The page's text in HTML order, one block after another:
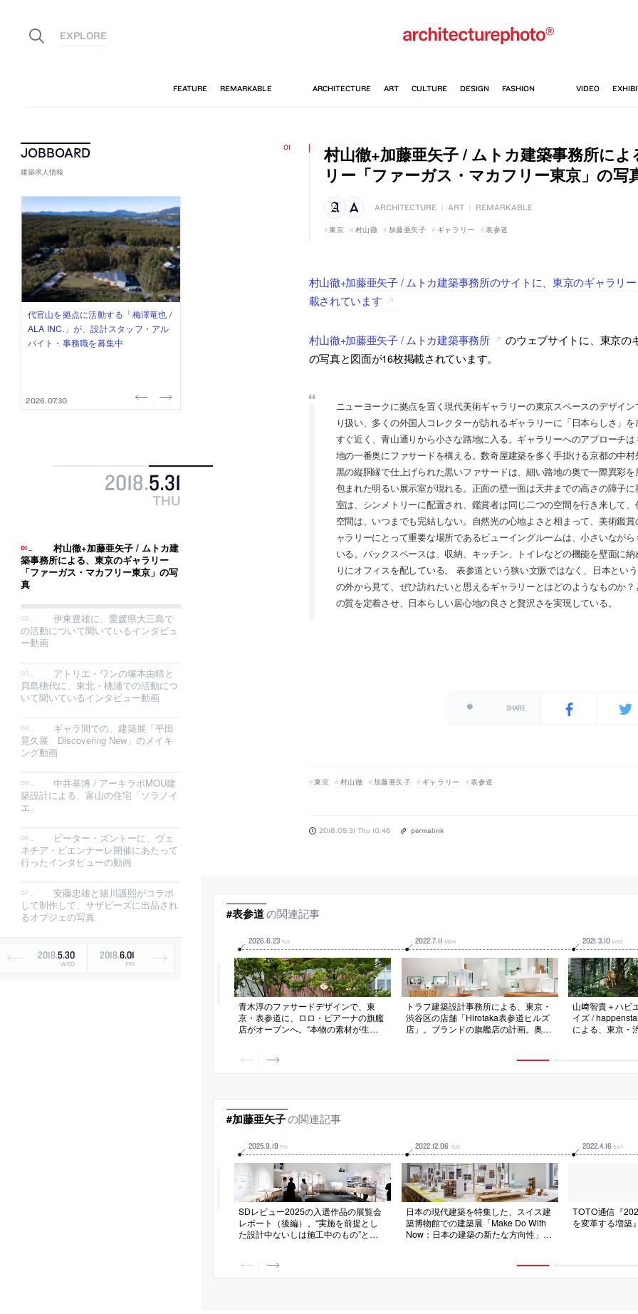
建築求人情報
佐々木慧が主宰する「axonometric株
式会社」が、設計スタッフ（経験
者・既卒・2027年新卒）を募集中
2026.08.07
古民家を軸に全国で“価値循環の仕組
み”を作り、リモートワーク主体の働
き方を実践する「株式会社つぎと」
2026.08.03
リノベる株式会社が、設計パートナ
ー (業務委託) を募集中
2026.08.03
社会への影響力のある建築を手掛
け、スタッフ同士で助け合う環境づ
くりも行う「E.A.S.T.architects」
2026.07.31
代官山を拠点に活動する「梅澤竜也 /
ALA INC.」が、設計スタッフ・アル
バイト・事務職を募集中
2026.07.30
2018.5.31
THU
村山徹+加藤亜矢子 / ムトカ建
築事務所による、東京のギャラリー
「ファーガス・マカフリー東京」の写
真
伊東豊雄に、愛媛県大三島で
の活動について聞いているインタビュ
ー動画
アトリエ・ワンの塚本由晴と
貝島桃代に、東北・桃浦での活動につ
いて聞いているインタビュー動画
ギャラ間での、建築展「平田
晃久展 Discovering New」のメイキ
ング動画
中井基博 / アーキラボMOU建
築設計による、富山の住宅「ソラノイ
エ」
ピーター・ズントーに、ヴェ
ネチア・ビエンナーレ開催にあたって
行ったインタビューの動画
安藤忠雄と細川護熙がコラボ
して制作して、サザビーズに出品され
るオブジェの写真
2018.5.30
WED
2018.6.01
FRI
村山徹+加藤亜矢子 / ムトカ建築事務所に
リー「ファーガス・マカフリー東京」の写
ARCHITECTURE ART REMARKABLE
東京 村山徹 加藤亜矢子 ギャラリー 表参道
村山徹+加藤亜矢子 / ムトカ建築事務所のサイトに、東京のギャラリ
載されています
村山徹+加藤亜矢子 / ムトカ建築事務所
のウェブサイトに、東京の
の写真と図面が16枚掲載されています。
ニューヨークに拠点を置く現代美術ギャラリーの東京スペースのデザイ
り扱い、多くの外国人コレクターが訪れるギャラリーに「日本らしさ」
すぐ近く、青山通りから小さな路地に入る。ギャラリーへのアプローチ
地の一番奥にファサードを構える。数奇屋建築を多く手掛ける京都の中
黒の縦胴縁で仕上げられた黒いファサードは、細い路地の奥で一際異彩
包まれた明るい展示室が現れる。正面の壁一面は天井までの高さの障子
室は、シンメトリーに配置され、鑑賞者は同じ二つの空間を行き来して
空間は、いつまでも完結しない。自然光の心地よさと相まって、美術鑑
ャラリーにとって重要な場所であるビューイングルームは、小さいなが
いる。バックスペースは、収納、キッチン、トイレなどの機能を壁面に
りにオフィスを配している。 表参道という狭い文脈ではなく、日本とい
の外から見て、ぜひ訪れたいと思えるギャラリーとはどのようなものか
の質を定着させ、日本らしい居心地の良さと贅沢さを実現している。
SHARE
東京 村山徹 加藤亜矢子 ギャラリー 表参道
2018.05.31 Thu 10:46 permalink
#表参道の関連記事
2026.6.23 TUE
青木淳のファサードデザインで、東
京・表参道に、ロロ・ピアーナの旗艦
店がオープンへ。“本物の素材が生む
曲線状に連ねた“織物の縦糸のよう
な”ファサードを考案
2022.7.11 MON
トラフ建築設計事務所による、東京・
渋谷区の店舗「Hirotaka表参道ヒルズ
店」。ブランドの旗艦店の計画。奥ま
自由な動線と回遊性を生む空間を考
案。壁等の角度を振る構成でも設計意
2021.3.10 WED
山﨑智貴＋ハビ
イズ /
による、東京・
#加藤亜矢子の関連記事
2025.9.19 FRI
SDレビュー2025の入選作品の展覧会
レポート（後編）。“実施を前提とし
た設計中ないしは施工中のもの”とい
2022.12.06 TUE
日本の現代建築を特集した、スイス建
築博物館での建築展「Make Do With
Now：日本の建築の新たな方向性」。
て海外で認知された“クリーン”とは対
照的な“創造的に‘やりくり’する”建築的
2022.4.16 SAT
TOTO通信『
を変革する増築